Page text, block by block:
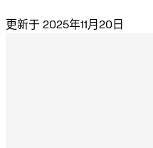
更新于 2025年11月20日